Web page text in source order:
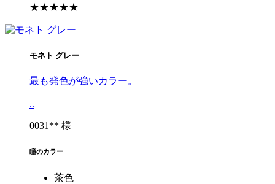
★★★★★
モネト グレー
最も発色が強いカラー。
..
0031** 様
瞳のカラー
茶色